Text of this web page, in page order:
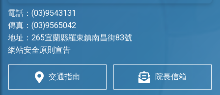
電話： (03)9543131
傳真：(03)9565042
地址： 265宜蘭縣羅東鎮南昌街83號
網站安全原則宣告
交通指南 院長信箱